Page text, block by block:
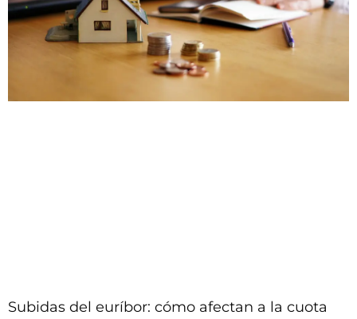
Subidas del euríbor: cómo afectan a la cuota